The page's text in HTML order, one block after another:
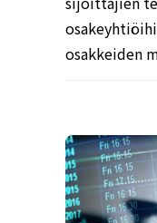
osakkeiden